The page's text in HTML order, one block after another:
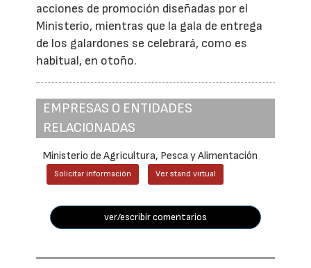
acciones de promoción diseñadas por el
Ministerio, mientras que la gala de entrega
de los galardones se celebrará, como es
habitual, en otoño.
EMPRESAS O ENTIDADES
RELACIONADAS
Ministerio de Agricultura, Pesca y Alimentación
Solicitar información Ver stand virtual
ver/escribir comentarios